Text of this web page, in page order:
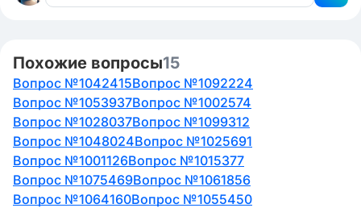
Похожие вопросы15
Вопрос №1042415Вопрос №1092224
Вопрос №1053937Вопрос №1002574
Вопрос №1028037Вопрос №1099312
Вопрос №1048024Вопрос №1025691
Вопрос №1001126Вопрос №1015377
Вопрос №1075469Вопрос №1061856
Вопрос №1064160Вопрос №1055450